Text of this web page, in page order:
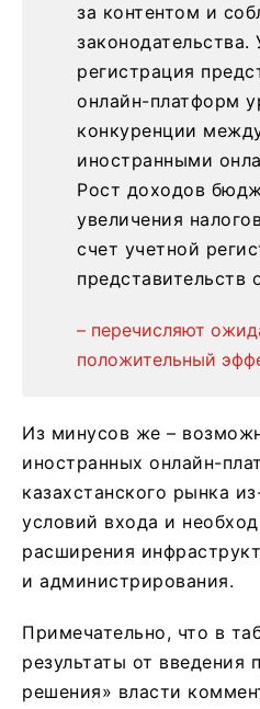
за контентом и
законодательства.
регистрация
онлайн-платформ
конкуренции
иностранными
Рост доходов
увеличения
счет учетной
представительств
– перечисляют
положительный
Из минусов же –
иностранных онлайн-
казахстанского рынка
условий входа и
расширения
и администрирования.
Примечательно, что в
результаты от введения
решения» власти